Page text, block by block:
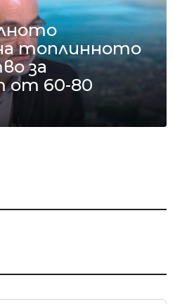
топлинното
за
от 60-80